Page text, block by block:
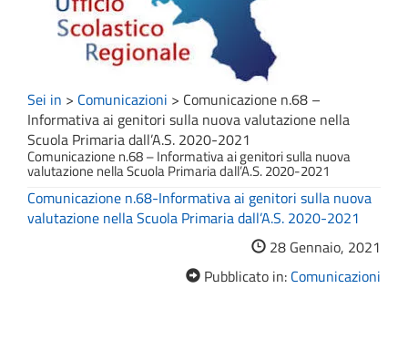
Sei in > Comunicazioni > Comunicazione n.68 –
Informativa ai genitori sulla nuova valutazione nella
Scuola Primaria dall’A.S. 2020-2021
Comunicazione n.68 – Informativa ai genitori sulla nuova
valutazione nella Scuola Primaria dall’A.S. 2020-2021
Comunicazione n.68-Informativa ai genitori sulla nuova
valutazione nella Scuola Primaria dall’A.S. 2020-2021
28 Gennaio, 2021
Pubblicato in: Comunicazioni